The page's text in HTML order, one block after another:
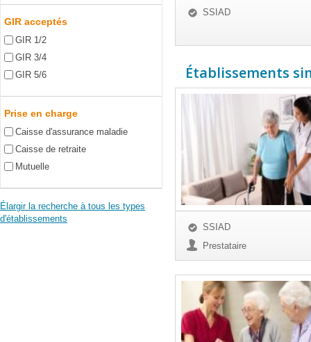
GIR acceptés
GIR 1/2
GIR 3/4
GIR 5/6
Prise en charge
Caisse d'assurance maladie
Caisse de retraite
Mutuelle
Élargir la recherche à tous les types
d'établissements
SSIAD
Établissements
SSIAD
Prestataire